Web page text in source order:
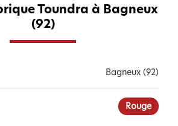
Toundra à Bagneux
(92)
Bagneux (92)
Rouge